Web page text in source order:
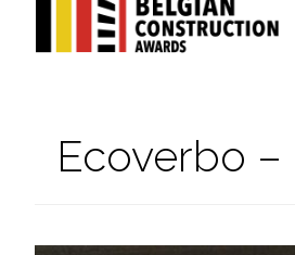
Ecoverbo